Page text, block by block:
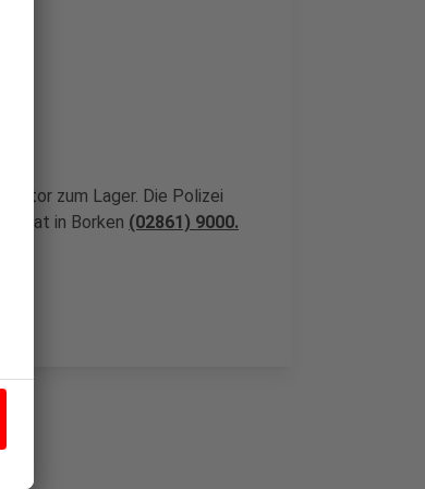
zum Lager. Die Polizei
in Borken (02861) 9000.